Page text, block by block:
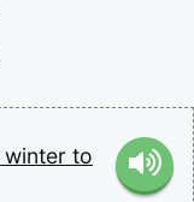
winter to